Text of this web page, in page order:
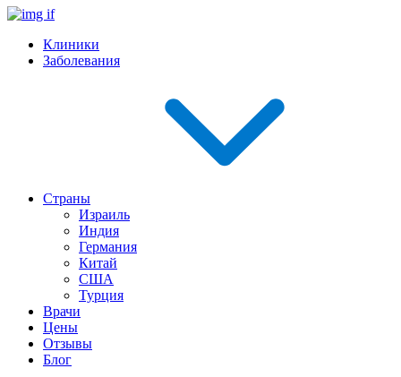
Клиники
Заболевания
Страны
Израиль
Индия
Германия
Китай
США
Турция
Врачи
Цены
Отзывы
Блог